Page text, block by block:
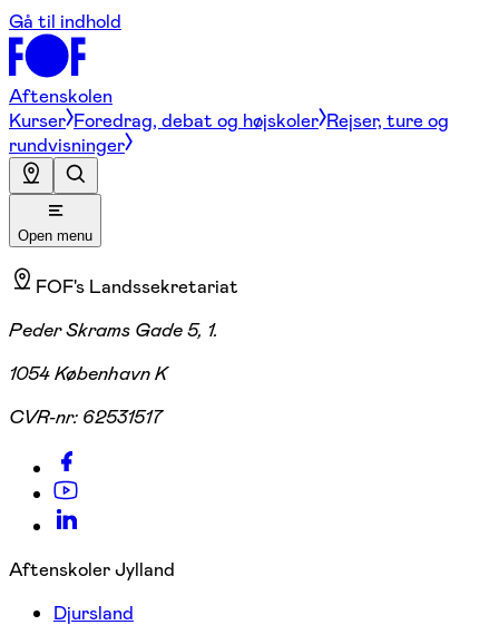
Gå til indhold
Aftenskolen
Kurser Foredrag, debat og højskoler Rejser, ture og
rundvisninger
Open menu
FOF's Landssekretariat
Peder Skrams Gade 5, 1.
1054 København K
CVR-nr: 62531517
Aftenskoler Jylland
Djursland